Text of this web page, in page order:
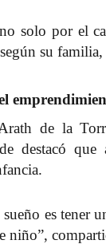
solo por el
su familia,
de la
destacó
es tener
niño”,